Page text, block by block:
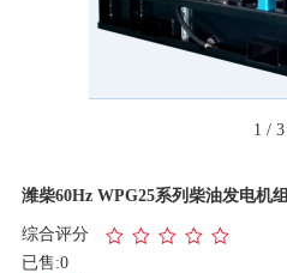
1 / 3
潍柴60Hz WPG25系列柴油发电机组
综合评分
已售:0